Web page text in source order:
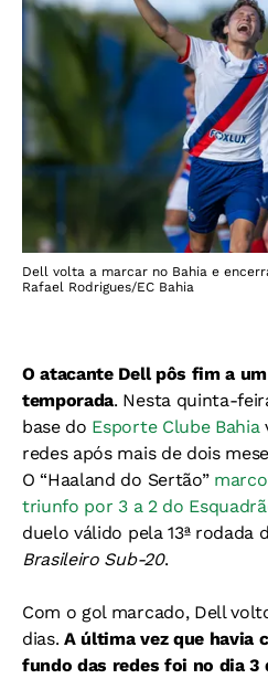
Dell volta a marcar no Bahia e
Rafael Rodrigues/EC Bahia
O atacante Dell pôs fim a
temporada. Nesta quinta-
base do Esporte Clube Bahia
redes após mais de dois
O “Haaland do Sertão”
triunfo por 3 a 2 do
duelo válido pela 13ª rodada
Brasileiro Sub-20.
Com o gol marcado, Dell
dias.A última vez que havia
fundo das redes foi no dia 3